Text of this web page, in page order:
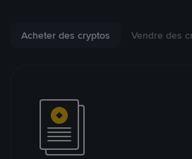
Acheter des cryptos Vendre des